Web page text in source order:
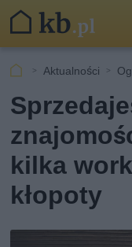
Aktualności
kilka
kłopoty